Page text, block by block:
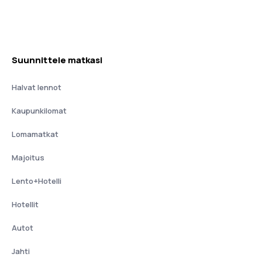
Suunnittele matkasi
Halvat lennot
Kaupunkilomat
Lomamatkat
Majoitus
Lento+Hotelli
Hotellit
Autot
Jahti